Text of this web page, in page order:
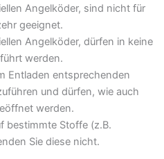
Angelköder, sind nicht für
geeignet.
Angelköder, dürfen in keine
werden.
Entladen entsprechenden
und dürfen, wie auch
werden.
bestimmte Stoffe (z.B.
Sie diese nicht.